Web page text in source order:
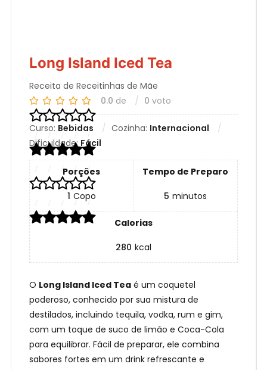
Long Island Iced Tea
Receita de Receitinhas de Mãe
0.0 de 0 voto
Curso: Bebidas Cozinha: Internacional
Dificuldade:Fácil
Porções
1 Copo
Tempo de Preparo
5 minutos
Calorias
280 kcal
O Long Island Iced Tea é um coquetel
poderoso, conhecido por sua mistura de
destilados, incluindo tequila, vodka, rum e gim,
com um toque de suco de limão e Coca-Cola
para equilibrar. Fácil de preparar, ele combina
sabores fortes em um drink refrescante e